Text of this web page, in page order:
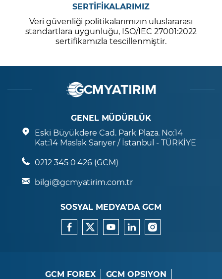
SERTİFİKALARIMIZ
Veri güvenliği politikalarımızın uluslararası
standartlara uygunluğu, ISO/IEC 27001:2022
sertifikamızla tescillenmiştir.
GENEL MÜDÜRLÜK
Eski Büyükdere Cad. Park Plaza. No:14
Kat:14 Maslak Sarıyer / İstanbul - TÜRKİYE
0212 345 0 426 (GCM)
bilgi@gcmyatirim.com.tr
SOSYAL MEDYA’DA GCM
GCM FOREX
GCM OPSIYON